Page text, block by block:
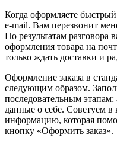
Когда оформляете
e-mail. Вам перезвонит
По результатам разговора
оформления товара на
только ждать доставки и
Оформление заказа в
следующим образом.
последовательным этапам:
данные о себе. Советуем в
информацию, которая
кнопку «Оформить заказ».